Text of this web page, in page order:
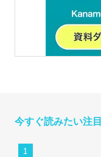
今すぐ読みたい注